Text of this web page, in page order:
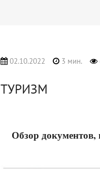
02.10.2022 3 мин.
ТУРИЗМ
Обзор документов,